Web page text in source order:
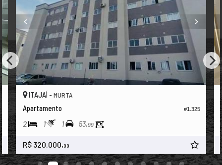
#1.325
ITAJAÍ - MURTA
Apartamento
2 1 1 53,99
R$ 320.000,00